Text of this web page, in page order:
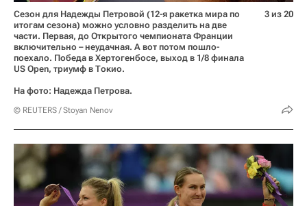
Сезон для Надежды Петровой (12-я ракетка мира по
итогам сезона) можно условно разделить на две
части. Первая, до Открытого чемпионата Франции
включительно – неудачная. А вот потом пошло-
поехало. Победа в Хертогенбосе, выход в 1/8 финала
US Open, триумф в Токио.
На фото: Надежда Петрова.
© REUTERS / Stoyan Nenov
3 из 20